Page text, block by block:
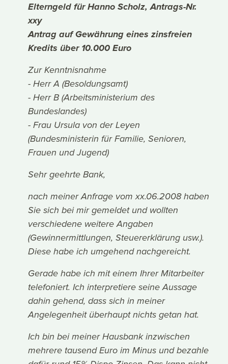
Elterngeld für Hanno Scholz, Antrags-Nr.
xxy
Antrag auf Gewährung eines zinsfreien
Kredits über 10.000 Euro
Zur Kenntnisnahme
- Herr A (Besoldungsamt)
- Herr B (Arbeitsministerium des
Bundeslandes)
- Frau Ursula von der Leyen
(Bundesministerin für Familie, Senioren,
Frauen und Jugend)
Sehr geehrte Bank,
nach meiner Anfrage vom xx.06.2008 haben
Sie sich bei mir gemeldet und wollten
verschiedene weitere Angaben
(Gewinnermittlungen, Steuererklärung usw.).
Diese habe ich umgehend nachgereicht.
Gerade habe ich mit einem Ihrer Mitarbeiter
telefoniert. Ich interpretiere seine Aussage
dahin gehend, dass sich in meiner
Angelegenheit überhaupt nichts getan hat.
Ich bin bei meiner Hausbank inzwischen
mehrere tausend Euro im Minus und bezahle